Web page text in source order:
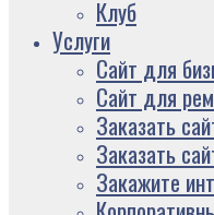
Клуб
Услуги
Сайт для
Сайт для
Заказать
Заказать
Закажите